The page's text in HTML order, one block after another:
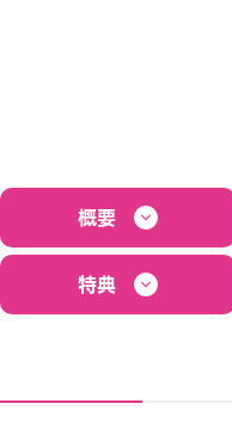
概要
特典